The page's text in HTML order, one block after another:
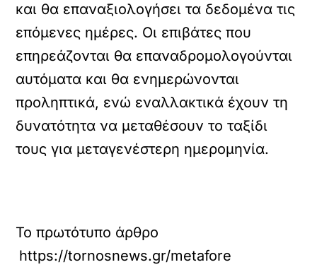
και θα επαναξιολογήσει τα δεδομένα τις
επόμενες ημέρες. Οι επιβάτες που
επηρεάζονται θα επαναδρομολογούνται
αυτόματα και θα ενημερώνονται
προληπτικά, ενώ εναλλακτικά έχουν τη
δυνατότητα να μεταθέσουν το ταξίδι
τους για μεταγενέστερη ημερομηνία.
Το πρωτότυπο άρθρο
https://tornosnews.gr/metafores/